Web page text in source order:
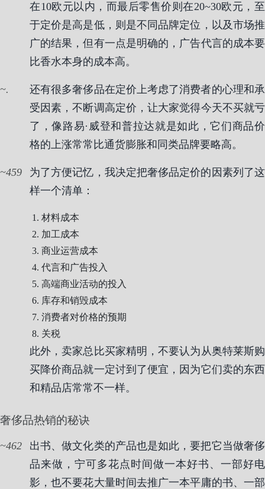
在10欧元以内，而最后零售价则在20~30欧元，至
于定价是高是低，则是不同品牌定位，以及市场推
广的结果，但有一点是明确的，广告代言的成本要
比香水本身的成本高。
.
还有很多奢侈品在定价上考虑了消费者的心理和承
受因素，不断调高定价，让大家觉得今天不买就亏
了，像路易·威登和普拉达就是如此，它们商品价
格的上涨常常比通货膨胀和同类品牌要略高。
459
为了方便记忆，我决定把奢侈品定价的因素列了这
样一个清单：
材料成本
加工成本
商业运营成本
代言和广告投入
高端商业活动的投入
库存和销毁成本
消费者对价格的预期
关税
此外，卖家总比买家精明，不要认为从奥特莱斯购
买降价商品就一定讨到了便宜，因为它们卖的东西
和精品店常常不一样。
奢侈品热销的秘诀
462
出书、做文化类的产品也是如此，要把它当做奢侈
品来做，宁可多花点时间做一本好书、一部好电
影，也不要花大量时间去推广一本平庸的书、一部